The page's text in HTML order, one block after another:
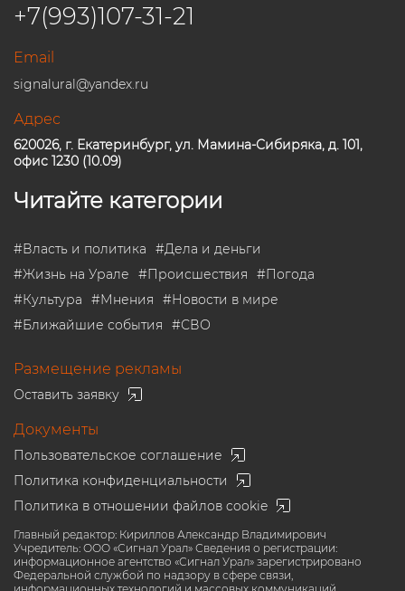
+7(993)107-31-21
Email
signalural@yandex.ru
Адрес
620026, г. Екатеринбург, ул. Мамина-Сибиряка, д. 101,
офис 1230 (10.09)
Читайте категории
#Власть и политика #Дела и деньги
#Жизнь на Урале #Происшествия #Погода
#Культура #Мнения #Новости в мире
#Ближайшие события #СВО
Размещение рекламы
Оставить заявку
Документы
Пользовательское соглашение
Политика конфиденциальности
Политика в отношении файлов cookie
Главный редактор: Кириллов Александр Владимирович
Учредитель: ООО «Сигнал Урал» Сведения о регистрации:
информационное агентство «Сигнал Урал» зарегистрировано
Федеральной службой по надзору в сфере связи,